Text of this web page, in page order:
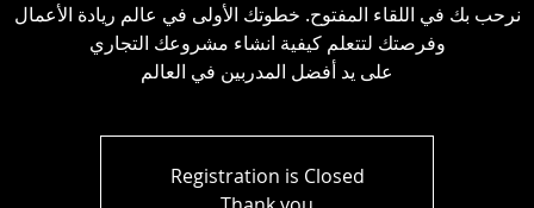
نرحب بك في اللقاء المفتوح. خطوتك الأولى في عالم ريادة الأعمال
وفرصتك لتتعلم كيفية انشاء مشروعك التجاري
على يد أفضل المدربين في العالم
Registration is Closed